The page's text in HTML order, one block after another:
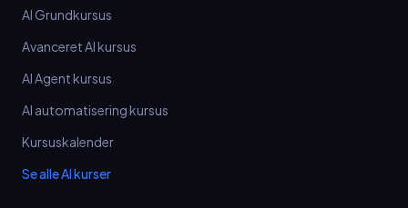
AI Grundkursus
Avanceret AI kursus
AI Agent kursus
AI automatisering kursus
Kursuskalender
Se alle AI kurser